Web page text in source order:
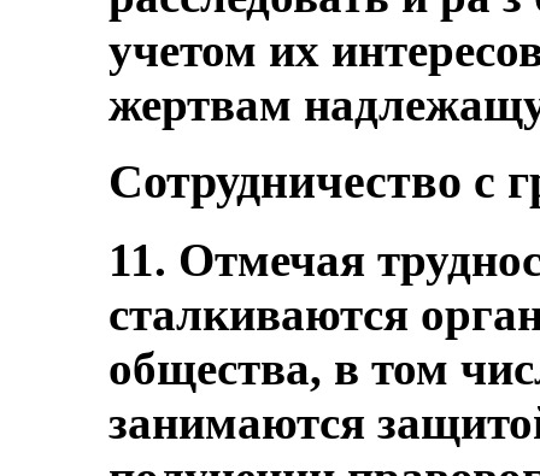
учетом их
жертвам
Сотрудничество с
11. Отмечая
сталкиваются
общества, в том
занимаются